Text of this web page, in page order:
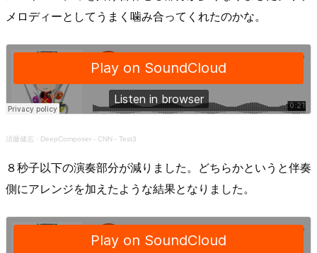
メロディーとしてうまく噛み合ってくれたのかな。
須藤健志 · DeepComposer - CNN - Test3
８秒子以下の演奏部分が減りました。どちらかというと伴奏
側にアレンジを加えたような結果となりました。